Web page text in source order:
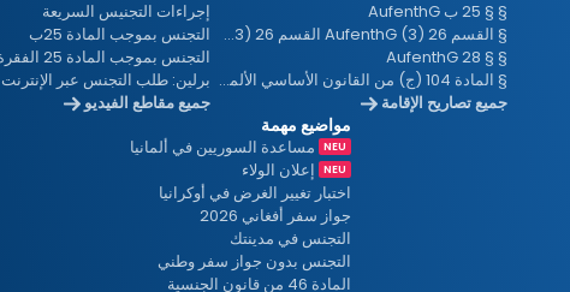
و
§ § 25 ب AufenthG
§ القسم 26 (3) AufenthG القسم 26 (3) AufenthG
§ § 28 AufenthG
§ المادة 104 (ج) من القانون الأساسي الألماني
جميع تصاريح الإقامة
إجراءات التجنيس السريعة
التجنس بموجب المادة 25ب
التجنس بموجب المادة 25 الفقرة 3
برلين: طلب التجنس عبر الإنترنت
جميع مقاطع الفيديو
مواضيع مهمة
مساعدة السوريين في ألمانيا
إعلان الولاء
اختبار تغيير الغرض في أوكرانيا
جواز سفر أفغاني 2026
التجنس في مدينتك
التجنس بدون جواز سفر وطني
المادة 46 من قانون الجنسية